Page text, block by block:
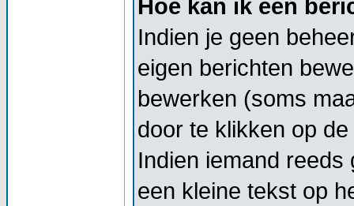
Hoe kan ik een
Indien je geen
eigen berichten
bewerken (soms
door te klikken op de
Indien iemand
een kleine tekst op